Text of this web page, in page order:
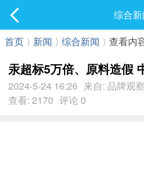
综合
首页 ⟩ 新闻 ⟩ 综合新闻 ⟩ 查看内
汞超标5万倍、原料造假
2024-5-24 16:26 来自: 品牌观
查看: 2170 评论 0